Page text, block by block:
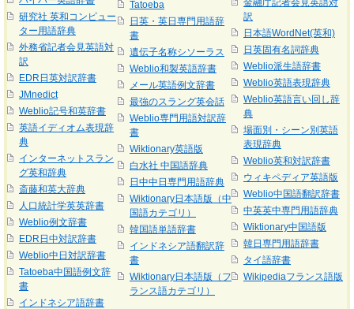
研究社 英和コンピュー
ター用語辞典
外務省記者会見英語対
訳
EDR日英対訳辞書
JMnedict
Weblio記号和英辞書
英語イディオム表現辞
典
インターネットスラン
グ英和辞典
斎藤和英大辞典
人口統計学英英辞書
Weblio例文辞書
EDR日中対訳辞書
Weblio中日対訳辞書
Tatoeba中国語例文辞
書
インドネシア語辞書
Tatoeba
日英・英日専門用語辞
書
遺伝子名称シソーラス
Weblio和製英語辞書
メール英語例文辞書
最強のスラング英会話
Weblio専門用語対訳辞
書
Wiktionary英語版
白水社 中国語辞典
日中中日専門用語辞典
Wiktionary日本語版（中
国語カテゴリ）
韓国語単語辞書
インドネシア語翻訳辞
書
Wiktionary日本語版（フ
ランス語カテゴリ）
金融庁記者会見英語対
訳
日本語WordNet(英和)
日英固有名詞辞典
Weblio派生語辞書
Weblio英語表現辞典
Weblio英語言い回し辞
典
場面別・シーン別英語
表現辞典
Weblio英和対訳辞書
ウィキペディア英語版
Weblio中国語翻訳辞書
中英英中専門用語辞典
Wiktionary中国語版
韓日専門用語辞書
タイ語辞書
Wikipediaフランス語版